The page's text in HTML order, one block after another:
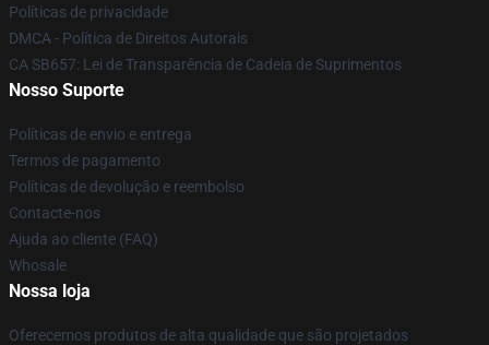
Políticas de privacidade
DMCA - Política de Direitos Autorais
CA SB657: Lei de Transparência de Cadeia de Suprimentos
Nosso Suporte
Políticas de envio e entrega
Termos de pagamento
Políticas de devolução e reembolso
Contacte-nos
Ajuda ao cliente (FAQ)
Whosale
Nossa loja
Oferecemos produtos de alta qualidade que são projetados